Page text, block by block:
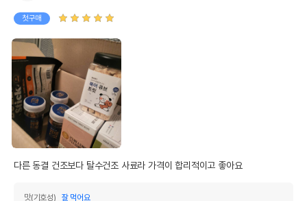
첫구매
다른 동결 건조보다 탈수건조 사료라 가격이 합리적이고 좋아요
맛(기호성) 잘 먹어요